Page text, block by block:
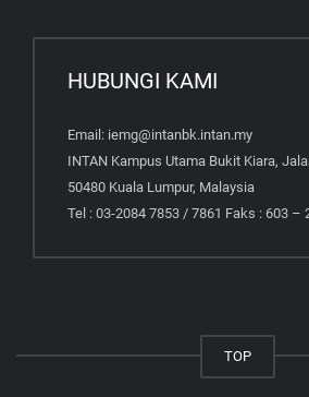
HUBUNGI KAMI
Email: iemg@intanbk.intan.my
INTAN Kampus Utama Bukit Kiara,
50480 Kuala Lumpur, Malaysia
Tel : 03-2084 7853 / 7861 Faks : 603 –
TOP